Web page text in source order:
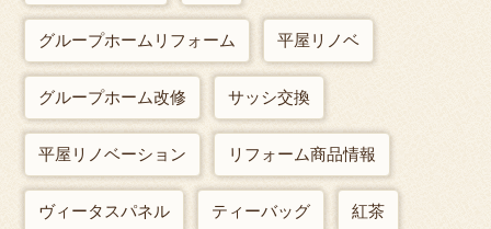
グループホームリフォーム 平屋リノベ
グループホーム改修 サッシ交換
平屋リノベーション リフォーム商品情報
ヴィータスパネル ティーバッグ 紅茶